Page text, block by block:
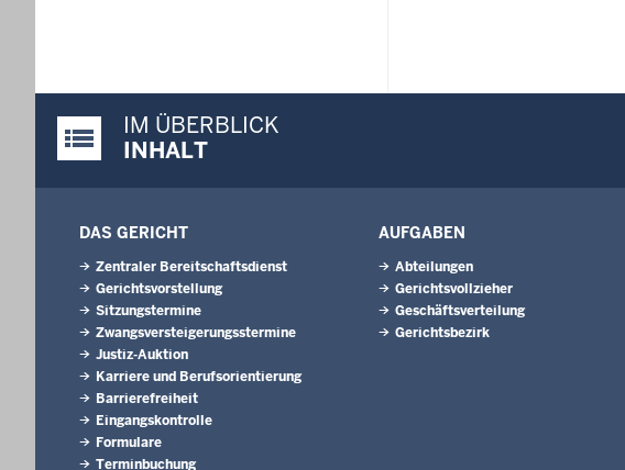
Justiz-Portal im Überblick:
IM ÜBERBLICK
INHALT
DAS GERICHT
Zentraler Bereitschaftsdienst
Gerichtsvorstellung
Sitzungstermine
Zwangsversteigerungsstermine
Justiz-Auktion
Karriere und Berufsorientierung
Barrierefreiheit
Eingangskontrolle
Formulare
Terminbuchung
AUFGABEN
Abteilungen
Gerichtsvollzieher
Geschäftsverteilung
Gerichtsbezirk